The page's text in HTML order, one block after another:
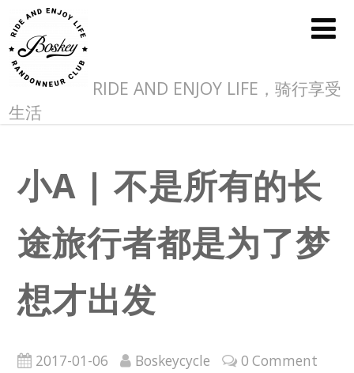
RIDE AND ENJOY LIFE，骑行享受
生活
小A | 不是所有的长
途旅行者都是为了梦
想才出发
2017-01-06 Boskeycycle
0 Comment